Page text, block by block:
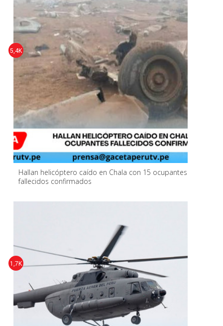
Hallan helicóptero caído en Chala con 15 ocupantes
fallecidos confirmados
5,4K
1,7K